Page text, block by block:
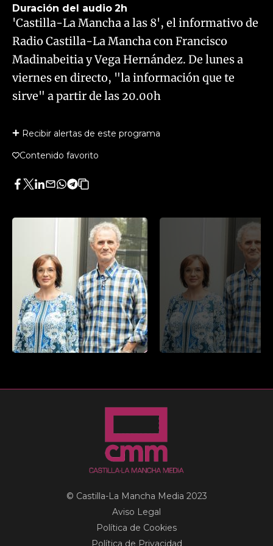
Duración del audio 2h
'Castilla-La Mancha a las 8', el informativo de
Radio Castilla-La Mancha con Francisco
Madinabeitia y Vega Hernández. De lunes a
viernes en directo, "la información que te
sirve" a partir de las 20.00h
Recibir alertas de este programa
Contenido favorito
Facebook
Twitter
LinkedIn
Enviar
Whatsapp
Telegram
Copiar
artículo
© Castilla-La Mancha Media 2023
Aviso Legal
Política de Cookies
Política de Privacidad